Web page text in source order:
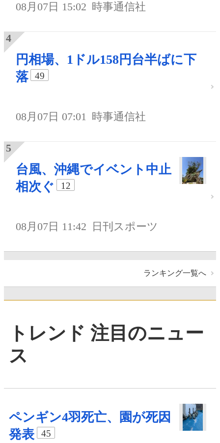
08月07日 15:02 時事通信社
円相場、1ドル158円台半ばに下
落
49
08月07日 07:01 時事通信社
台風、沖縄でイベント中止
相次ぐ
12
08月07日 11:42 日刊スポーツ
ランキング一覧へ
トレンド 注目のニュー
ス
ペンギン4羽死亡、園が死因
発表
45